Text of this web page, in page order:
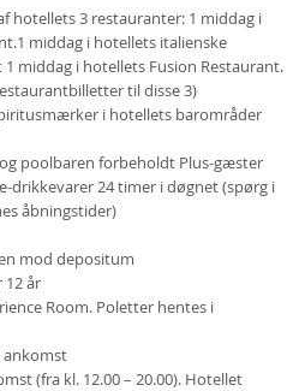
hotellets 3 restauranter: 1 middag i
middag i hotellets italienske
1 middag i hotellets Fusion Restaurant.
til disse 3)
i hotellets barområder
poolbaren forbeholdt Plus-gæster
drikkevarer 24 timer i døgnet (spørg i
åbningstider)
mod depositum
år
Room. Poletter hentes i
ankomst
(fra kl. 12.00 – 20.00). Hotellet